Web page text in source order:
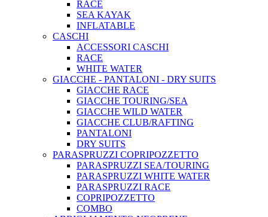
RACE
SEA KAYAK
INFLATABLE
CASCHI
ACCESSORI CASCHI
RACE
WHITE WATER
GIACCHE - PANTALONI - DRY SUITS
GIACCHE RACE
GIACCHE TOURING/SEA
GIACCHE WILD WATER
GIACCHE CLUB/RAFTING
PANTALONI
DRY SUITS
PARASPRUZZI COPRIPOZZETTO
PARASPRUZZI SEA/TOURING
PARASPRUZZI WHITE WATER
PARASPRUZZI RACE
COPRIPOZZETTO
COMBO